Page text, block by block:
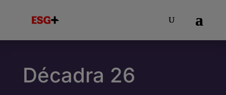
Décadra 26